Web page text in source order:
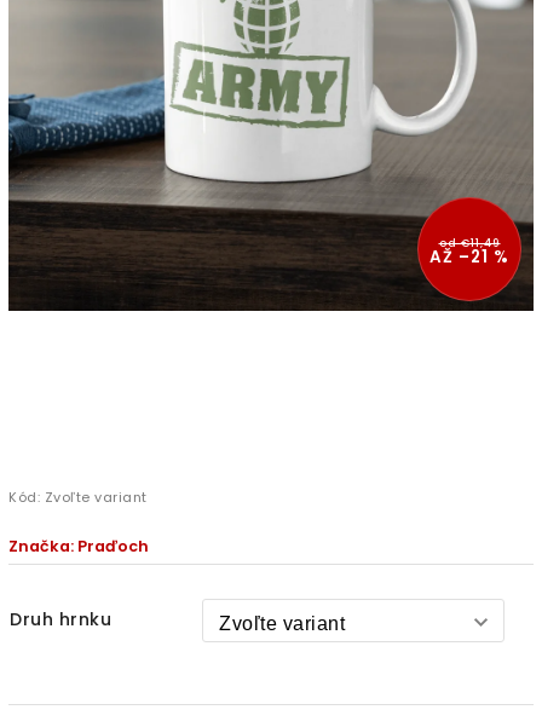
od €11,49
AŽ –21 %
Kód: Zvoľte variant
Značka: Praďoch
Druh hrnku